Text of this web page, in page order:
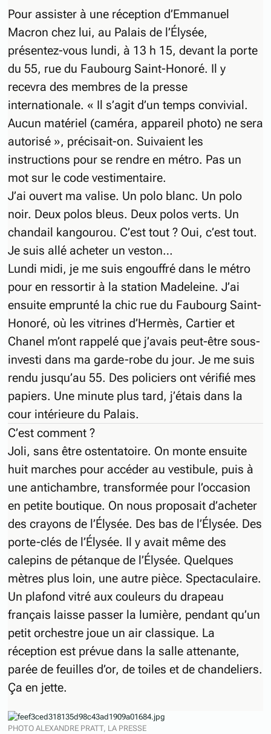
Pour assister à une réception d’Emmanuel
Macron chez lui, au Palais de l’Élysée,
présentez-vous lundi, à 13 h 15, devant la porte
du 55, rue du Faubourg Saint-Honoré. Il y
recevra des membres de la presse
internationale. « Il s’agit d’un temps convivial.
Aucun matériel (caméra, appareil photo) ne sera
autorisé », précisait-on. Suivaient les
instructions pour se rendre en métro. Pas un
mot sur le code vestimentaire.
J’ai ouvert ma valise. Un polo blanc. Un polo
noir. Deux polos bleus. Deux polos verts. Un
chandail kangourou. C’est tout ? Oui, c’est tout.
Je suis allé acheter un veston…
Lundi midi, je me suis engouffré dans le métro
pour en ressortir à la station Madeleine. J’ai
ensuite emprunté la chic rue du Faubourg Saint-
Honoré, où les vitrines d’Hermès, Cartier et
Chanel m’ont rappelé que j’avais peut-être sous-
investi dans ma garde-robe du jour. Je me suis
rendu jusqu’au 55. Des policiers ont vérifié mes
papiers. Une minute plus tard, j’étais dans la
cour intérieure du Palais.
C’est comment ?
Joli, sans être ostentatoire. On monte ensuite
huit marches pour accéder au vestibule, puis à
une antichambre, transformée pour l’occasion
en petite boutique. On nous proposait d’acheter
des crayons de l’Élysée. Des bas de l’Élysée. Des
porte-clés de l’Élysée. Il y avait même des
calepins de pétanque de l’Élysée. Quelques
mètres plus loin, une autre pièce. Spectaculaire.
Un plafond vitré aux couleurs du drapeau
français laisse passer la lumière, pendant qu’un
petit orchestre joue un air classique. La
réception est prévue dans la salle attenante,
parée de feuilles d’or, de toiles et de chandeliers.
Ça en jette.
PHOTO ALEXANDRE PRATT, LA PRESSE